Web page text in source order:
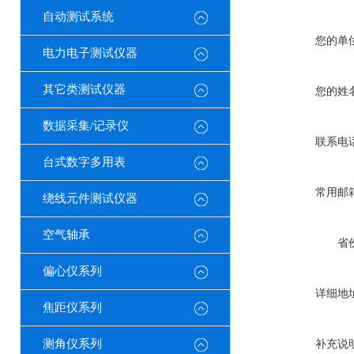
自动测试系统
电力电子测试仪器
其它类测试仪器
数据采集/记录仪
台式数字多用表
绕线元件测试仪器
空气轴承
偏心仪系列
焦距仪系列
测角仪系列
您的单
您的姓
联系电
常用邮
省
详细地
补充说